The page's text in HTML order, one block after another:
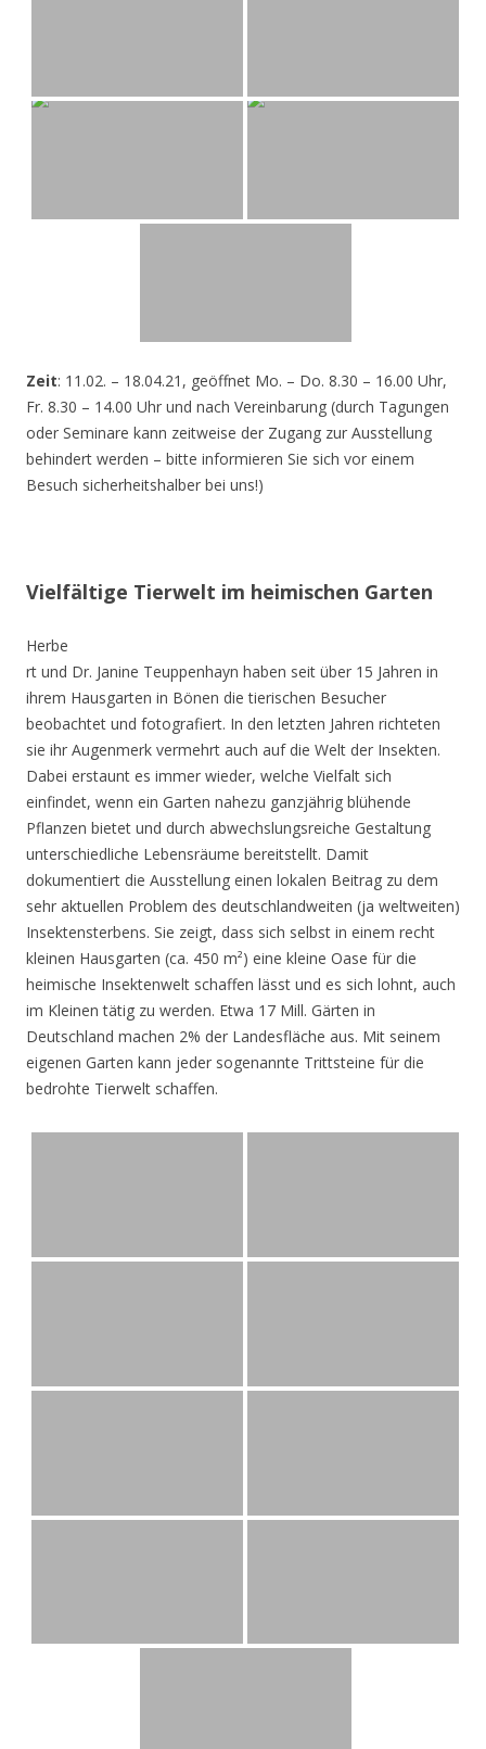
Zeit: 11.02. – 18.04.21, geöffnet Mo. – Do. 8.30 – 16.00 Uhr,
Fr. 8.30 – 14.00 Uhr und nach Vereinbarung (durch Tagungen
oder Seminare kann zeitweise der Zugang zur Ausstellung
behindert werden – bitte informieren Sie sich vor einem
Besuch sicherheitshalber bei uns!)
Vielfältige Tierwelt im heimischen Garten
Herbe
rt und Dr. Janine Teuppenhayn haben seit über 15 Jahren in
ihrem Hausgarten in Bönen die tierischen Besucher
beobachtet und fotografiert. In den letzten Jahren richteten
sie ihr Augenmerk vermehrt auch auf die Welt der Insekten.
Dabei erstaunt es immer wieder, welche Vielfalt sich
einfindet, wenn ein Garten nahezu ganzjährig blühende
Pflanzen bietet und durch abwechslungsreiche Gestaltung
unterschiedliche Lebensräume bereitstellt. Damit
dokumentiert die Ausstellung einen lokalen Beitrag zu dem
sehr aktuellen Problem des deutschlandweiten (ja weltweiten)
Insektensterbens. Sie zeigt, dass sich selbst in einem recht
kleinen Hausgarten (ca. 450 m²) eine kleine Oase für die
heimische Insektenwelt schaffen lässt und es sich lohnt, auch
im Kleinen tätig zu werden. Etwa 17 Mill. Gärten in
Deutschland machen 2% der Landesfläche aus. Mit seinem
eigenen Garten kann jeder sogenannte Trittsteine für die
bedrohte Tierwelt schaffen.